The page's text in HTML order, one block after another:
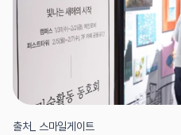
출처_ 스마일게이트